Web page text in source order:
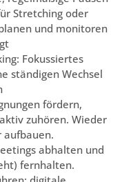
Stretching oder
und monitoren
Fokussiertes
ständigen Wechsel
fördern,
zuhören. Wieder
aufbauen.
abhalten und
fernhalten.